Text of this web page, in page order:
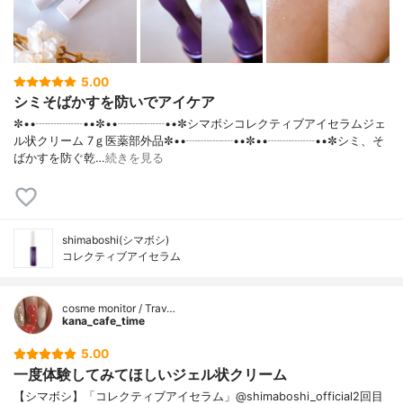
ナッツ油脂肪酸フィトステリル、グリセリ
ン脂肪酸エステル、モノオレイン酸ソルビ
タン、架橋型メチルポリシロキサン、メチ
ルポリシロキサン、ヒドロキシエタンジホ
Ｅ、ｄ−δ−トコフェロール、フェノキシエタ
ノール、 ⾹料
5.00
シミそばかすを防いでアイケア
✼••┈┈┈┈••✼••┈┈┈┈••✼シマボシコレクティブアイセラムジェ
ル状クリーム 7ｇ医薬部外品✼••┈┈┈┈••✼••┈┈┈┈••✼シミ、そ
ばかすを防ぐ乾…続きを見る
shimaboshi(シマボシ)
コレクティブアイセラム
cosme monitor / Trav…
kana_cafe_time
5.00
一度体験してみてほしいジェル状クリーム
【シマボシ】「コレクティブアイセラム」@shimaboshi_official2回目